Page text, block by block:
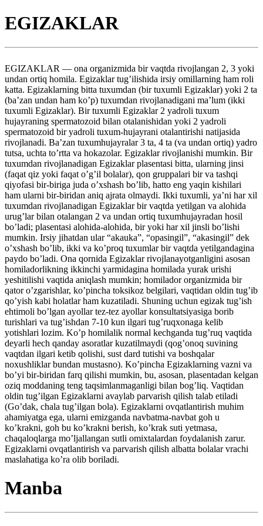
EGIZAKLAR
EGIZAKLAR — ona organizmida bir vaqtda rivojlangan 2, 3 yoki
undan ortiq homila. Egizaklar tug’ilishida irsiy omillarning ham roli
katta. Egizaklarning bitta tuxumdan (bir tuxumli Egizaklar) yoki 2 ta
(ba’zan undan ham ko’p) tuxumdan rivojlanadigani ma’lum (ikki
tuxumli Egizaklar). Bir tuxumli Egizaklar 2 yadroli tuxum
hujayraning spermatozoid bilan otalanishidan yoki 2 yadroli
spermatozoid bir yadroli tuxum-hujayrani otalantirishi natijasida
rivojlanadi. Ba’zan tuxumhujayralar 3 ta, 4 ta (va undan ortiq) yadro
tutsa, uchta to’rtta va hokazolar. Egizaklar rivojlanishi mumkin. Bir
tuxumdan rivojlanadigan Egizaklar plasentasi bitta, ularning jinsi
(faqat qiz yoki faqat o’g’il bolalar), qon gruppalari bir va tashqi
qiyofasi bir-biriga juda o’xshash bo’lib, hatto eng yaqin kishilari
ham ularni bir-biridan aniq ajrata olmaydi. Ikki tuxumli, ya’ni har xil
tuxumdan rivojlanadigan Egizaklar bir vaqtda yetilgan va alohida
urug’lar bilan otalangan 2 va undan ortiq tuxumhujayradan hosil
bo’ladi; plasentasi alohida-alohida, bir yoki har xil jinsli bo’lishi
mumkin. Irsiy jihatdan ular “akauka”, “opasingil”, “akasingil” dek
o’xshash bo’lib, ikki va ko’proq tuxumlar bir vaqtda yetilgandagina
paydo bo’ladi. Ona qornida Egizaklar rivojlanayotganligini asosan
homiladorlikning ikkinchi yarmidagina homilada yurak urishi
yeshitilishi vaqtida aniqlash mumkin; homilador organizmida bir
qator o’zgarishlar, ko’pincha toksikoz belgilari, vaqtidan oldin tug’ib
qo’yish kabi holatlar ham kuzatiladi. Shuning uchun egizak tug’ish
ehtimoli bo’lgan ayollar tez-tez ayollar konsultatsiyasiga borib
turishlari va tug’ishdan 7-10 kun ilgari tug’ruqxonaga kelib
yotishlari lozim. Ko’p homilalik normal kechganda tug’ruq vaqtida
deyarli hech qanday asoratlar kuzatilmaydi (qog’onoq suvining
vaqtdan ilgari ketib qolishi, sust dard tutishi va boshqalar
noxushliklar bundan mustasno). Ko’pincha Egizaklarning vazni va
bo’yi bir-biridan farq qilishi mumkin, bu, asosan, plasentadan kelgan
oziq moddaning teng taqsimlanmaganligi bilan bog’liq. Vaqtidan
oldin tug’ilgan Egizaklarni avaylab parvarish qilish talab etiladi
(Go’dak, chala tug’ilgan bola). Egizaklarni ovqatlantirish muhim
ahamiyatga ega, ularni emizganda navbatma-navbat goh u
ko’krakni, goh bu ko’krakni berish, ko’krak suti yetmasa,
chaqaloqlarga mo’ljallangan sutli omixtalardan foydalanish zarur.
Egizaklarni ovqatlantirish va parvarish qilish albatta bolalar vrachi
maslahatiga ko’ra olib boriladi.
Manba